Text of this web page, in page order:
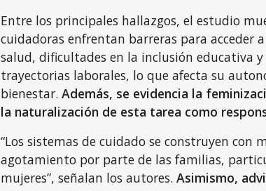
Entre los principales hallazgos, el estudio
cuidadoras enfrentan barreras para acceder
salud, dificultades en la inclusión educativa
trayectorias laborales, lo que afecta su
bienestar. Además, se evidencia la
la naturalización de esta tarea como
“Los sistemas de cuidado se construyen con
agotamiento por parte de las familias,
mujeres”, señalan los autores. Asimismo,